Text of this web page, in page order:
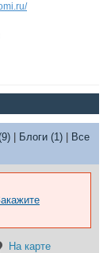
Блоги (1)
Все
На карте